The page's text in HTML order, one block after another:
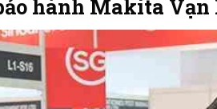
hành Makita